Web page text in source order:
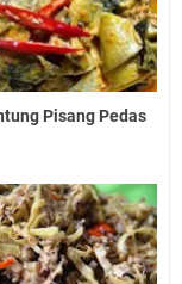
Pisang Pedas